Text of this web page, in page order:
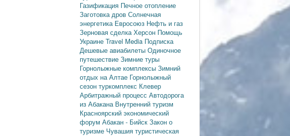
Газификация Печное отопление
Заготовка дров Солнечная
энергетика Евросоюз Нефть и газ
Зерновая сделкаХерсон Помощь
Украине Travel Media Подписка
Дешевые авиабилеты Одиночное
путешествие Зимние туры
Горнолыжные комплексы Зимний
отдых на Алтае Горнолыжный
сезон туркомплекс Клевер
Арбитражный процесс Автодорога
из Абакана Внутренний туризм
Красноярский экономический
форум Абакан - Бийск Закон о
туризме Чувашия туристическая